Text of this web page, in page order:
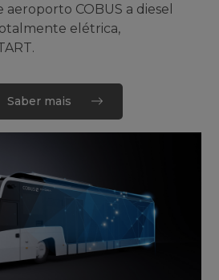
COBUS a diesel
elétrica,
Saber mais